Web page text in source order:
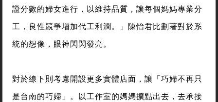
證分數的婦女進行，以維持品質，讓每個媽媽專業分
工，良性競爭增加代工利潤。」陳怡君比劃著對於系
統的想像，眼神閃閃發亮。
對於線下則考慮開設更多實體店面，讓「巧婦不再只
是台南的巧婦」。以工作室的媽媽擴點出去，去承接